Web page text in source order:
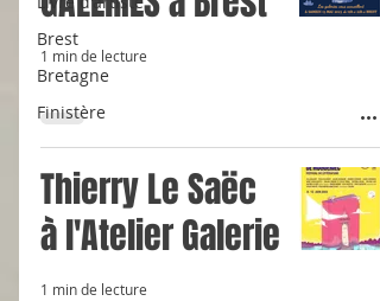
Brest
Bretagne
Finistère
1 min de lecture
Thierry Le Saëc
à l'Atelier Galerie
1 min de lecture